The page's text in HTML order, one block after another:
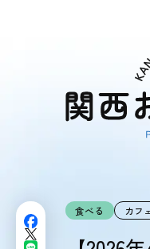
食べる カフェ